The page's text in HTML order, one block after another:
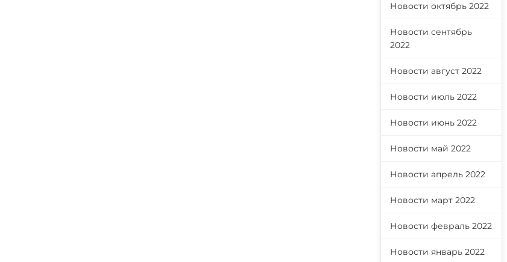
Новости октябрь 2022
Новости сентябрь
2022
Новости август 2022
Новости июль 2022
Новости июнь 2022
Новости май 2022
Новости апрель 2022
Новости март 2022
Новости февраль 2022
Новости январь 2022